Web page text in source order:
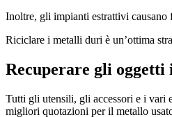
Inoltre, gli impianti estrattivi causano
Riciclare i metalli duri è un’ottima
Recuperare gli oggetti
Tutti gli utensili, gli accessori e i vari
migliori quotazioni per il metallo